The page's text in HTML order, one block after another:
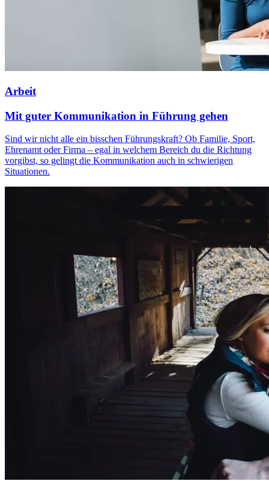
Arbeit
Mit guter Kommunikation in Führung gehen
Sind wir nicht alle ein bisschen Führungskraft? Ob Familie, Sport,
Ehrenamt oder Firma – egal in welchem Bereich du die Richtung
vorgibst, so gelingt die Kommunikation auch in schwierigen
Situationen.